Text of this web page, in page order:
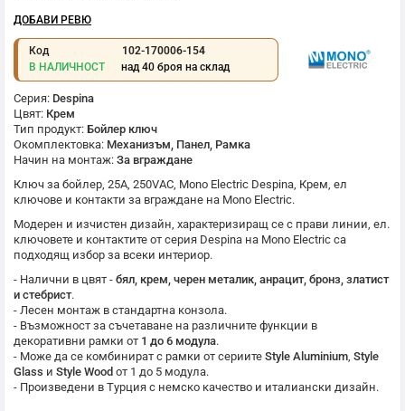
галерия
снимки
ДОБАВИ РЕВЮ
Код
102-170006-154
В НАЛИЧНОСТ
над 40 броя на склад
Серия: Despina
Цвят: Крем
Тип продукт: Бойлер ключ
Окомплектовка: Механизъм, Панел, Рамка
Начин на монтаж: За вграждане
Ключ за бойлер, 25A, 250VAC, Mono Electric Despina, Крем, ел
ключове и контакти за вграждане на Mono Electric.
Модерен и изчистен дизайн, характеризиращ се с прави линии, ел.
ключовете и контактите от серия Despina на Mono Electric са
подходящ избор за всеки интериор.
- Налични в цвят - бял, крем, черен металик, анрацит, бронз, златист
и стебрист.
- Лесен монтаж в стандартна конзола.
- Възможност за съчетаване на различните функции в
декоративни рамки от 1 до 6 модула.
- Може да се комбинират с рамки от сериите Style Aluminium, Style
Glass и Style Wood от 1 до 5 модула.
- Произведени в Турция с немско качество и италиански дизайн.